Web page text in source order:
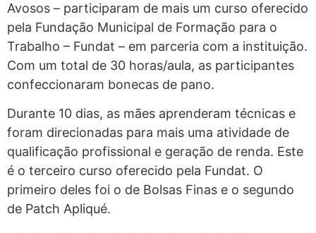
Avosos – participaram de mais um curso oferecido
pela Fundação Municipal de Formação para o
Trabalho – Fundat – em parceria com a instituição.
Com um total de 30 horas/aula, as participantes
confeccionaram bonecas de pano.
Durante 10 dias, as mães aprenderam técnicas e
foram direcionadas para mais uma atividade de
qualificação profissional e geração de renda. Este
é o terceiro curso oferecido pela Fundat. O
primeiro deles foi o de Bolsas Finas e o segundo
de Patch Apliqué.